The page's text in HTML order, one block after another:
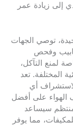
إلى زيادة عمر
توصي الجهات
وفحص
لمنع التآكل،
المختلفة. تعد
أي
الهواء على أفضل
سيساعد
مما يوفر